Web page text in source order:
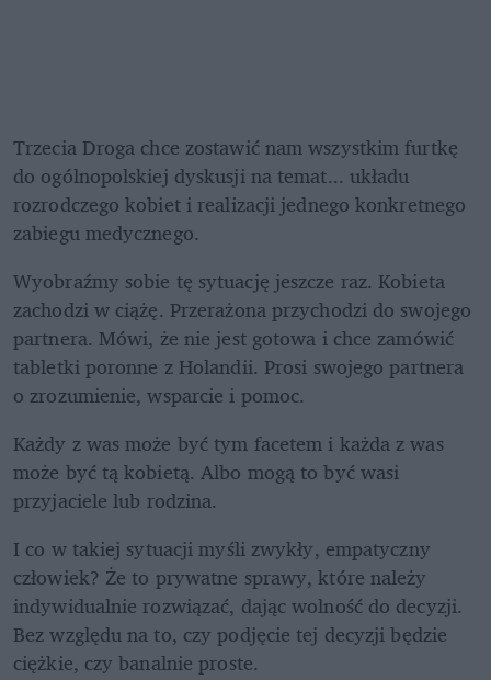
Trzecia Droga chce zostawić nam wszystkim furtkę
do ogólnopolskiej dyskusji na temat... układu
rozrodczego kobiet i realizacji jednego konkretnego
zabiegu medycznego.
Wyobraźmy sobie tę sytuację jeszcze raz. Kobieta
zachodzi w ciążę. Przerażona przychodzi do swojego
partnera. Mówi, że nie jest gotowa i chce zamówić
tabletki poronne z Holandii. Prosi swojego partnera
o zrozumienie, wsparcie i pomoc.
Każdy z was może być tym facetem i każda z was
może być tą kobietą. Albo mogą to być wasi
przyjaciele lub rodzina.
I co w takiej sytuacji myśli zwykły, empatyczny
człowiek? Że to prywatne sprawy, które należy
indywidualnie rozwiązać, dając wolność do decyzji.
Bez względu na to, czy podjęcie tej decyzji będzie
ciężkie, czy banalnie proste.